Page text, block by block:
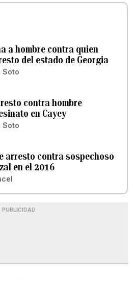
a hombre contra quien
del estado de Georgia
Soto
contra hombre
en Cayey
Soto
arresto contra sospechoso
en el 2016
PUBLICIDAD